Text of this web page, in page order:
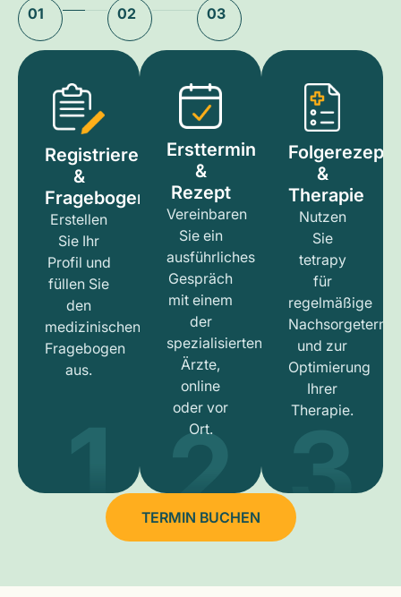
01 02 03
Registrieren
&
Fragebogen
Erstellen
Sie Ihr
Profil und
füllen Sie
den
medizinischen
Fragebogen
aus.
1
Ersttermin
&
Rezept
Vereinbaren
Sie ein
ausführliches
Gespräch
mit einem
der
spezialisierten
Ärzte,
online
oder vor
Ort.
2
Folgerezept
&
Therapie
Nutzen
Sie
tetrapy
für
regelmäßige
und zur
Optimierung
Ihrer
Therapie.
3
TERMIN BUCHEN